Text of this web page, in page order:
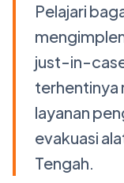
Pelajari
just-in-
terhentinya
layanan
evakuasi
Tengah.